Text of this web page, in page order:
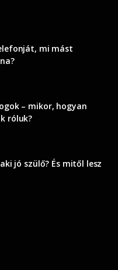
mi mást
– mikor, hogyan
róluk?
jó szülő? És mitől lesz